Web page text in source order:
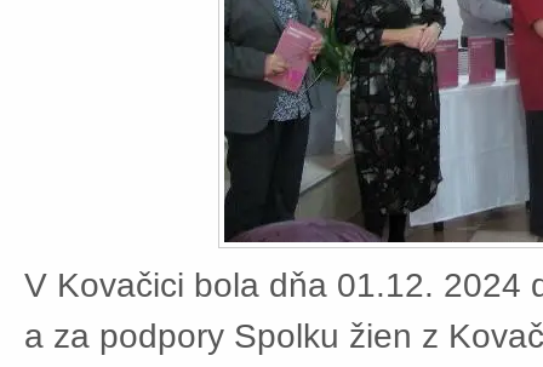
V Kovačici bola dňa 01.12. 2024
a za podpory Spolku žien z